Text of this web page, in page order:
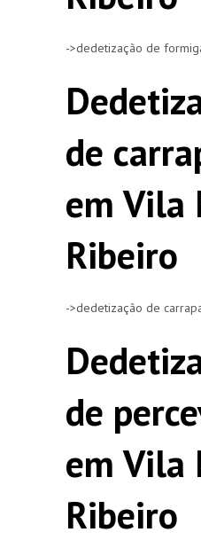
->dedetização de
de
em Vila
Ribeiro
->dedetização de
de
em Vila
Ribeiro